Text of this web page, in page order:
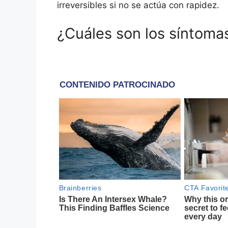
irreversibles si no se actúa con rapidez.
¿Cuáles son los